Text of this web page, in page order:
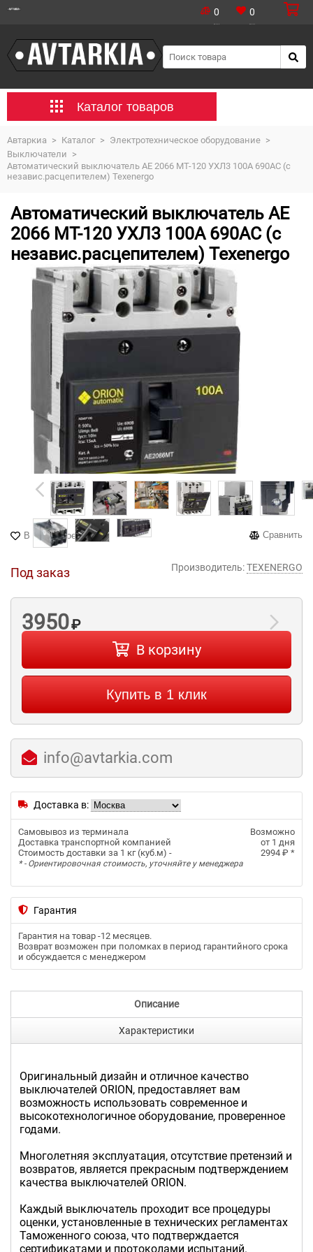
0 0
Каталог товаров
Автаркиа > Каталог > Электротехническое оборудование >
Выключатели >
Автоматический выключатель АЕ 2066 МТ-120 УХЛ3 100А 690АС (с
независ.расцепителем) Texenergo
Автоматический выключатель АЕ
2066 МТ-120 УХЛ3 100А 690АС (с
независ.расцепителем) Texenergo
В избранное Сравнить
Под заказ Производитель:TEXENERGO
3950₽
В корзину
Купить в 1 клик
info@avtarkia.com
Доставка в:
Самовывоз из терминала
Возможно
Доставка транспортной компанией
от 1 дня
Стоимость доставки за 1 кг (куб.м) -
2994 ₽ *
* - Ориентировочная стоимость, уточняйте у менеджера
Гарантия
Гарантия на товар -12 месяцев.
Возврат возможен при поломках в период гарантийного срока
и обсуждается с менеджером
Описание
Характеристики
Оригинальный дизайн и отличное качество
выключателей ORION, предоставляет вам
возможность использовать современное и
высокотехнологичное оборудование, проверенное
годами.
Многолетняя эксплуатация, отсутствие претензий и
возвратов, является прекрасным подтверждением
качества выключателей ORION.
Каждый выключатель проходит все процедуры
оценки, установленные в технических регламентах
Таможенного союза, что подтверждается
сертификатами и протоколами испытаний.